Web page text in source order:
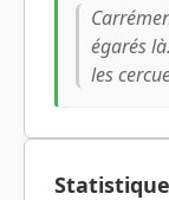
égarés
les